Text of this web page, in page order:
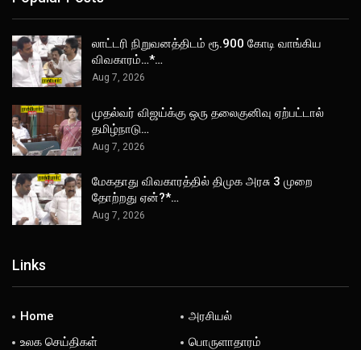
லாட்டரி நிறுவனத்திடம் ரூ.900 கோடி வாங்கிய
விவகாரம்…*…
Aug 7, 2026
முதல்வர் விஜய்க்கு ஒரு தலைகுனிவு ஏற்பட்டால்
தமிழ்நாடு…
Aug 7, 2026
மேகதாது விவகாரத்தில் திமுக அரசு 3 முறை
தோற்றது ஏன்?*…
Aug 7, 2026
Links
Home
அரசியல்
உலக செய்திகள்
பொருளாதாரம்